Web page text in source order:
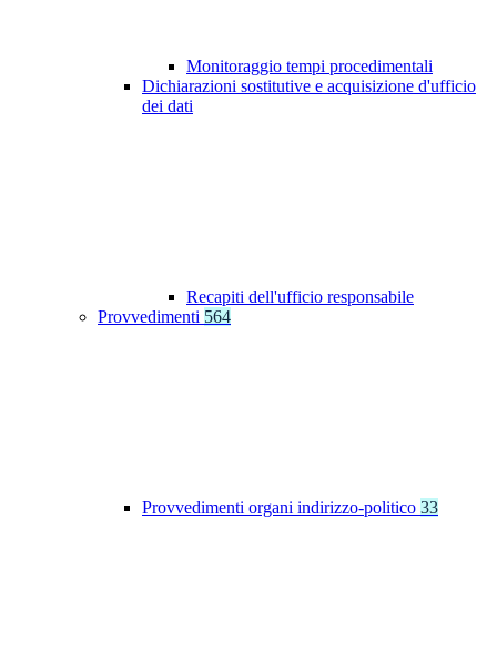
Monitoraggio tempi procedimentali
Dichiarazioni sostitutive e acquisizione d'ufficio
dei dati
Recapiti dell'ufficio responsabile
Provvedimenti 564
Provvedimenti organi indirizzo-politico 33